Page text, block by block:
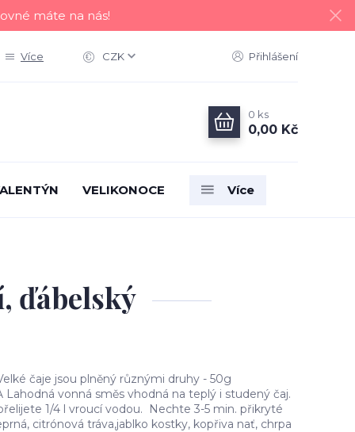
máte na nás!
Více CZK Přihlášení
0 ks
0,00 Kč
VELIKONOCE Více
ďábelský
čaje jsou plněný různými druhy - 50g
Lahodná vonná směs vhodná na teplý i studený čaj.
1/4 l vroucí vodou. Nechte 3-5 min. přikryté
citrónová tráva,jablko kostky, kopřiva nať, chrpa